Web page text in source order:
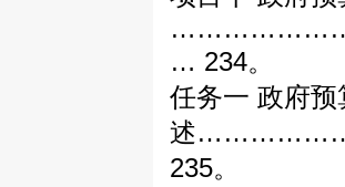
… 234。
任务一 政府预
述
235。